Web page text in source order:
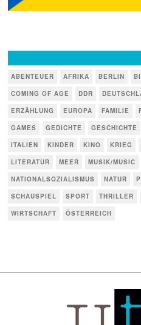
ABENTEUER AFRIKA BERLIN
COMING OF AGE
DDR
ERZÄHLUNG
EUROPA FAMILIE
GAMES
GEDICHTE GESCHICHTE
ITALIEN
KINDER KINO KRIEG
LITERATUR
MEER MUSIK/MUSIC
NATIONALSOZIALISMUS
NATUR
SCHAUSPIEL
SPORT THRILLER
WIRTSCHAFT
ÖSTERREICH